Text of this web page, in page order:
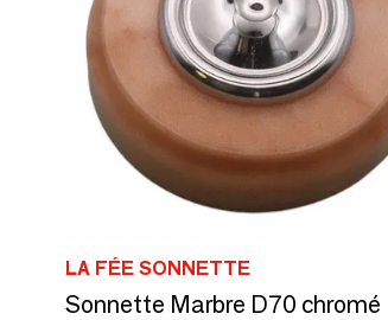
LA FÉE SONNETTE
Sonnette Marbre D70 chromé